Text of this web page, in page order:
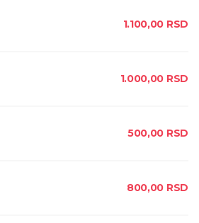
1.100,00 RSD
1.000,00 RSD
500,00 RSD
800,00 RSD